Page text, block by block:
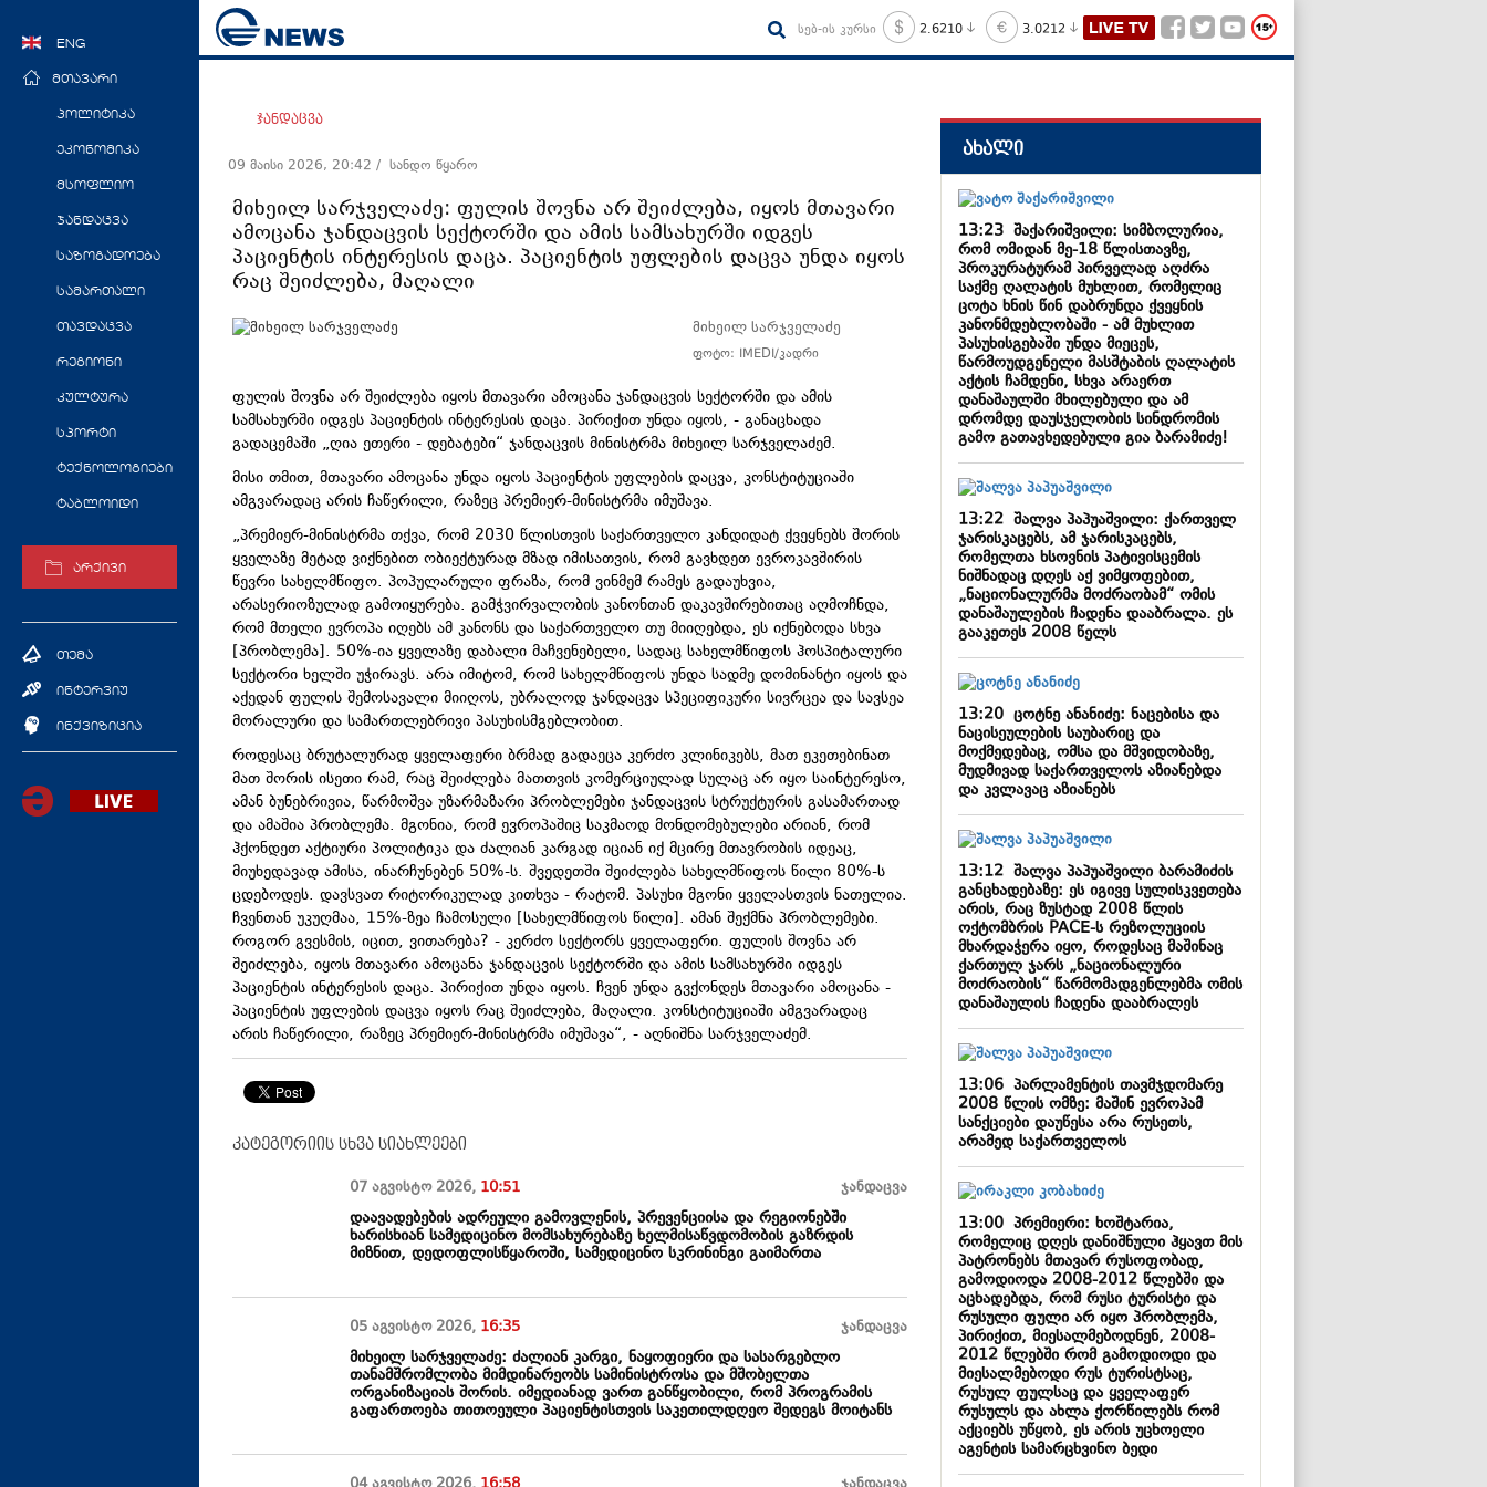
ENG
მთავარი
პოლიტიკა
ეკონომიკა
მსოფლიო
ჯანდაცვა
საზოგადოება
სამართალი
თავდაცვა
რეგიონი
კულტურა
სპორტი
ტექნოლოგიები
ტაბლოიდი
არქივი
თემა
ინტერვიუ
ინქვიზიცია
სებ-ის კურსი 2.6210 3.0212
ჯანდაცვა
09 მაისი 2026, 20:42 / სანდო წყარო
მიხეილ სარჯველაძე: ფულის შოვნა არ შეიძლება, იყოს მთავარი
ამოცანა ჯანდაცვის სექტორში და ამის სამსახურში იდგეს
პაციენტის ინტერესის დაცა. პაციენტის უფლების დაცვა უნდა იყოს
რაც შეიძლება, მაღალი
მიხეილ სარჯველაძე
ფოტო: IMEDI/კადრი
ფულის შოვნა არ შეიძლება იყოს მთავარი ამოცანა ჯანდაცვის სექტორში და ამის
სამსახურში იდგეს პაციენტის ინტერესის დაცა. პირიქით უნდა იყოს, - განაცხადა
გადაცემაში „ღია ეთერი - დებატები“ ჯანდაცვის მინისტრმა მიხეილ სარჯველაძემ.
მისი თმით, მთავარი ამოცანა უნდა იყოს პაციენტის უფლების დაცვა, კონსტიტუციაში
ამგვარადაც არის ჩაწერილი, რაზეც პრემიერ-მინისტრმა იმუშავა.
„პრემიერ-მინისტრმა თქვა, რომ 2030 წლისთვის საქართველო კანდიდატ ქვეყნებს შორის
ყველაზე მეტად ვიქნებით ობიექტურად მზად იმისათვის, რომ გავხდეთ ევროკავშირის
წევრი სახელმწიფო. პოპულარული ფრაზა, რომ ვინმემ რამეს გადაუხვია,
არასერიოზულად გამოიყურება. გამჭვირვალობის კანონთან დაკავშირებითაც აღმოჩნდა,
რომ მთელი ევროპა იღებს ამ კანონს და საქართველო თუ მიიღებდა, ეს იქნებოდა სხვა
[პრობლემა]. 50%-ია ყველაზე დაბალი მაჩვენებელი, სადაც სახელმწიფოს ჰოსპიტალური
სექტორი ხელში უჭირავს. არა იმიტომ, რომ სახელმწიფოს უნდა სადმე დომინანტი იყოს და
აქედან ფულის შემოსავალი მიიღოს, უბრალოდ ჯანდაცვა სპეციფიკური სივრცეა და სავსეა
მორალური და სამართლებრივი პასუხისმგებლობით.
როდესაც ბრუტალურად ყველაფერი ბრმად გადაეცა კერძო კლინიკებს, მათ ეკეთებინათ
მათ შორის ისეთი რამ, რაც შეიძლება მათთვის კომერციულად სულაც არ იყო საინტერესო,
ამან ბუნებრივია, წარმოშვა უზარმაზარი პრობლემები ჯანდაცვის სტრუქტურის გასამართად
და ამაშია პრობლემა. მგონია, რომ ევროპაშიც საკმაოდ მონდომებულები არიან, რომ
ჰქონდეთ აქტიური პოლიტიკა და ძალიან კარგად იციან იქ მცირე მთავრობის იდეაც,
მიუხედავად ამისა, ინარჩუნებენ 50%-ს. შვედეთში შეიძლება სახელმწიფოს წილი 80%-ს
ცდებოდეს. დავსვათ რიტორიკულად კითხვა - რატომ. პასუხი მგონი ყველასთვის ნათელია.
ჩვენთან უკუღმაა, 15%-ზეა ჩამოსული [სახელმწიფოს წილი]. ამან შექმნა პრობლემები.
როგორ გვესმის, იცით, ვითარება? - კერძო სექტორს ყველაფერი. ფულის შოვნა არ
შეიძლება, იყოს მთავარი ამოცანა ჯანდაცვის სექტორში და ამის სამსახურში იდგეს
პაციენტის ინტერესის დაცა. პირიქით უნდა იყოს. ჩვენ უნდა გვქონდეს მთავარი ამოცანა -
პაციენტის უფლების დაცვა იყოს რაც შეიძლება, მაღალი. კონსტიტუციაში ამგვარადაც
არის ჩაწერილი, რაზეც პრემიერ-მინისტრმა იმუშავა“, - აღნიშნა სარჯველაძემ.
კატეგორიის სხვა სიახლეები
07 აგვისტო 2026, 10:51 ჯანდაცვა
დაავადებების ადრეული გამოვლენის, პრევენციისა და რეგიონებში
ხარისხიან სამედიცინო მომსახურებაზე ხელმისაწვდომობის გაზრდის
მიზნით, დედოფლისწყაროში, სამედიცინო სკრინინგი გაიმართა
05 აგვისტო 2026, 16:35 ჯანდაცვა
მიხეილ სარჯველაძე: ძალიან კარგი, ნაყოფიერი და სასარგებლო
თანამშრომლობა მიმდინარეობს სამინისტროსა და მშობელთა
ორგანიზაციას შორის. იმედიანად ვართ განწყობილი, რომ პროგრამის
გაფართოება თითოეული პაციენტისთვის საკეთილდღეო შედეგს მოიტანს
ახალი
13:23შაქარიშვილი: სიმბოლურია,
რომ ომიდან მე-18 წლისთავზე,
პროკურატურამ პირველად აღძრა
საქმე ღალატის მუხლით, რომელიც
ცოტა ხნის წინ დაბრუნდა ქვეყნის
კანონმდებლობაში - ამ მუხლით
პასუხისგებაში უნდა მიეცეს,
წარმოუდგენელი მასშტაბის ღალატის
აქტის ჩამდენი, სხვა არაერთ
დანაშაულში მხილებული და ამ
დრომდე დაუსჯელობის სინდრომის
გამო გათავხედებული გია ბარამიძე!
13:22შალვა პაპუაშვილი: ქართველ
ჯარისკაცებს, ამ ჯარისკაცებს,
რომელთა ხსოვნის პატივისცემის
ნიშნადაც დღეს აქ ვიმყოფებით,
„ნაციონალურმა მოძრაობამ“ ომის
დანაშაულების ჩადენა დააბრალა. ეს
გააკეთეს 2008 წელს
13:20ცოტნე ანანიძე: ნაცებისა და
ნაცისეულების საუბარიც და
მოქმედებაც, ომსა და მშვიდობაზე,
მუდმივად საქართველოს აზიანებდა
და კვლავაც აზიანებს
13:12შალვა პაპუაშვილი ბარამიძის
განცხადებაზე: ეს იგივე სულისკვეთება
არის, რაც ზუსტად 2008 წლის
ოქტომბრის PACE-ს რეზოლუციის
მხარდაჭერა იყო, როდესაც მაშინაც
ქართულ ჯარს „ნაციონალური
მოძრაობის“ წარმომადგენლებმა ომის
დანაშაულის ჩადენა დააბრალეს
13:06პარლამენტის თავმჯდომარე
2008 წლის ომზე: მაშინ ევროპამ
სანქციები დაუწესა არა რუსეთს,
არამედ საქართველოს
13:00პრემიერი: ხოშტარია,
რომელიც დღეს დანიშნული ჰყავთ მის
პატრონებს მთავარ რუსოფობად,
გამოდიოდა 2008-2012 წლებში და
აცხადებდა, რომ რუსი ტურისტი და
რუსული ფული არ იყო პრობლემა,
პირიქით, მიესალმებოდნენ, 2008-
2012 წლებში რომ გამოდიოდი და
მიესალმებოდი რუს ტურისტსაც,
რუსულ ფულსაც და ყველაფერ
რუსულს და ახლა ქორწილებს რომ
აქციებს უწყობ, ეს არის უცხოელი
აგენტის სამარცხვინო ბედი